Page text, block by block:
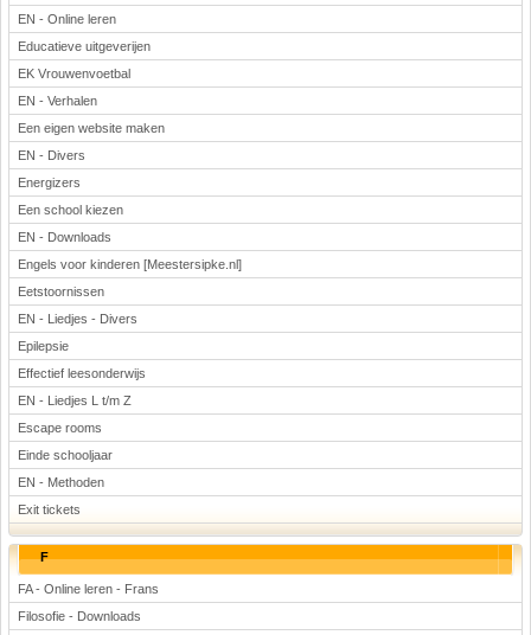
EN - Online leren
Educatieve uitgeverijen
EK Vrouwenvoetbal
EN - Verhalen
Een eigen website maken
EN - Divers
Energizers
Een school kiezen
EN - Downloads
Engels voor kinderen [Meestersipke.nl]
Eetstoornissen
EN - Liedjes - Divers
Epilepsie
Effectief leesonderwijs
EN - Liedjes L t/m Z
Escape rooms
Einde schooljaar
EN - Methoden
Exit tickets
F
FA - Online leren - Frans
Filosofie - Downloads